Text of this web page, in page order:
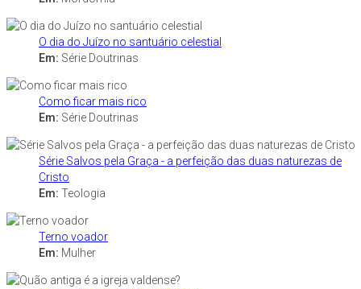
O dia do Juízo no santuário celestial
Em: Série Doutrinas
Como ficar mais rico
Em: Série Doutrinas
Série Salvos pela Graça - a perfeição das duas naturezas de
Cristo
Em: Teologia
Terno voador
Em: Mulher